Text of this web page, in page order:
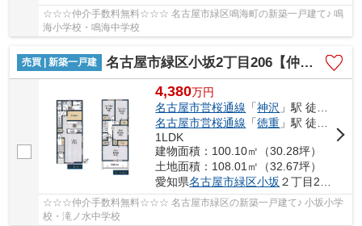
☆☆☆仲介手数料無料☆☆☆ 名古屋市緑区鳴海町の新築一戸建て♪ 鳴
海小学校・鳴海中学校
売買 | 新築一戸建 名古屋市緑区小坂2丁目206【仲介手数料無料】新築一戸建て 2号棟
4,380万円
名古屋市営桜通線 「神沢 」駅 徒歩26分
名古屋市営桜通線 「徳重 」駅 徒歩31分
1LDK
建物面積：100.10㎡（30.28坪）
土地面積：108.01㎡（32.67坪）
愛知県名古屋市緑区小坂 ２丁目206
☆☆☆仲介手数料無料☆☆☆ 名古屋市緑区の新築一戸建て♪ 小坂小学
校・滝ノ水中学校